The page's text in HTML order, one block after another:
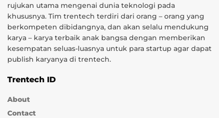
rujukan utama mengenai dunia teknologi pada
khususnya. Tim trentech terdiri dari orang – orang yang
berkompeten dibidangnya, dan akan selalu mendukung
karya – karya terbaik anak bangsa dengan memberikan
kesempatan seluas-luasnya untuk para startup agar dapat
publish karyanya di trentech.
Trentech ID
About
Contact